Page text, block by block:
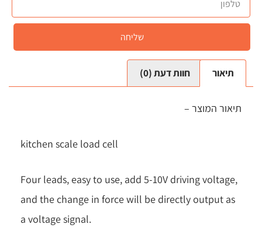
שליחה
תיאור חוות דעת (0)
תיאור המוצר –
kitchen scale load cell
Four leads, easy to use, add 5-10V driving voltage,
and the change in force will be directly output as
a voltage signal.